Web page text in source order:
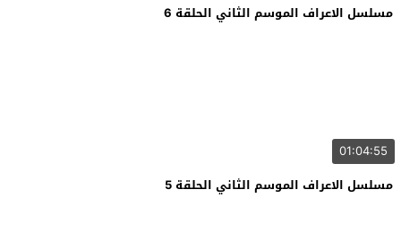
مسلسل الاعراف الموسم الثاني الحلقة 6
01:04:55
مسلسل الاعراف الموسم الثاني الحلقة 5